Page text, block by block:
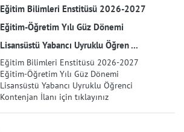
Eğitim Bilimleri Enstitüsü 2026-2027
Eğitim-Öğretim Yılı Güz Dönemi
Lisansüstü Yabancı Uyruklu Öğren ...
Eğitim Bilimleri Enstitüsü 2026-2027
Eğitim-Öğretim Yılı Güz Dönemi
Lisansüstü Yabancı Uyruklu Öğrenci
Kontenjan İlanı için tıklayınız